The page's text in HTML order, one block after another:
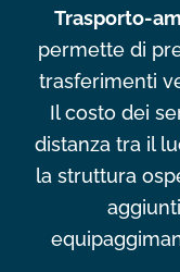
Trasporto-
permette di
trasferimenti
Il costo dei
distanza tra il
la struttura